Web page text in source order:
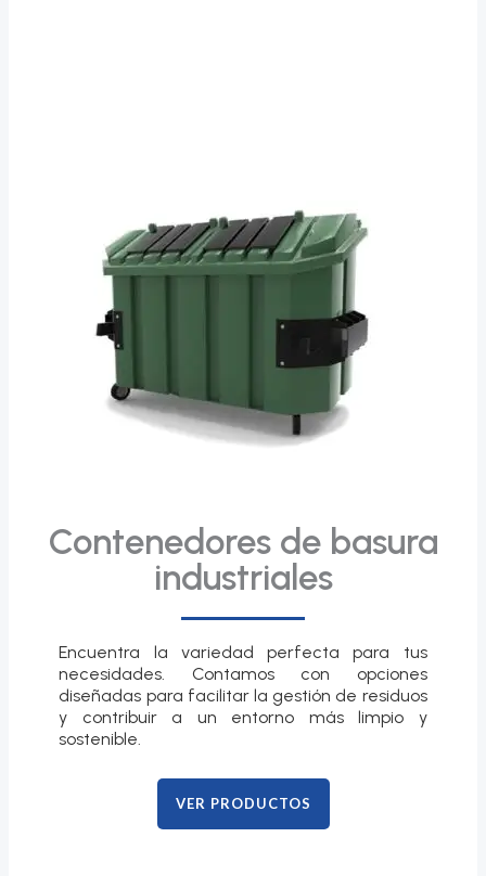
Contenedores de basura
industriales
Encuentra la variedad perfecta para tus
necesidades. Contamos con opciones
diseñadas para facilitar la gestión de residuos
y contribuir a un entorno más limpio y
sostenible.
VER PRODUCTOS